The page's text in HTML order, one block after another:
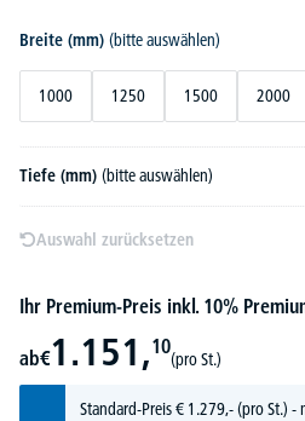
Breite (mm) (bitte auswählen)
1000 1250 1500 2000
Tiefe (mm) (bitte auswählen)
Auswahl zurücksetzen
Ihr Premium-Preis inkl. 10%
ab€1.151,10
(pro St.)
Standard-Preis€ 1.279,-(pro St.) -